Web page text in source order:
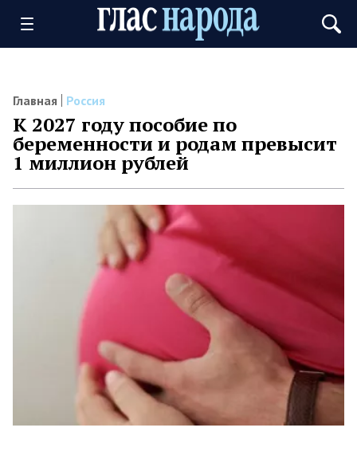
Главная Россия
К 2027 году пособие по
беременности и родам превысит
1 миллион рублей